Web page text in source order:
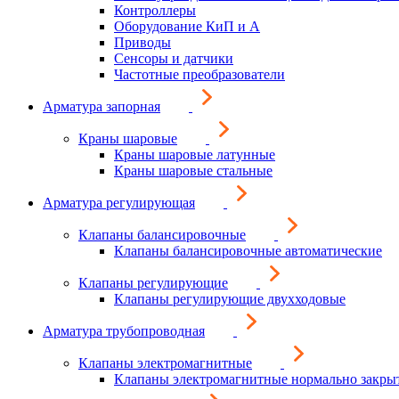
Контроллеры
Оборудование КиП и А
Приводы
Сенсоры и датчики
Частотные преобразователи
Арматура запорная
Краны шаровые
Краны шаровые латунные
Краны шаровые стальные
Арматура регулирующая
Клапаны балансировочные
Клапаны балансировочные автоматические
Клапаны регулирующие
Клапаны регулирующие двухходовые
Арматура трубопроводная
Клапаны электромагнитные
Клапаны электромагнитные нормально